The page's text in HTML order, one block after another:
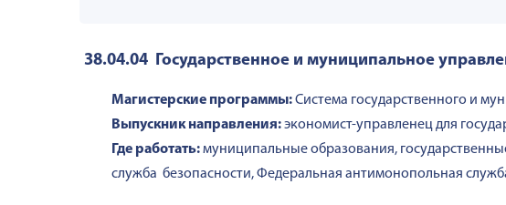
38.04.04 Государственное и муниципальное
Магистерские программы:Система государственного и
Выпускник направления:экономист-управленец для
Где работать:муниципальные образования,
служба безопасности, Федеральная антимонопольная